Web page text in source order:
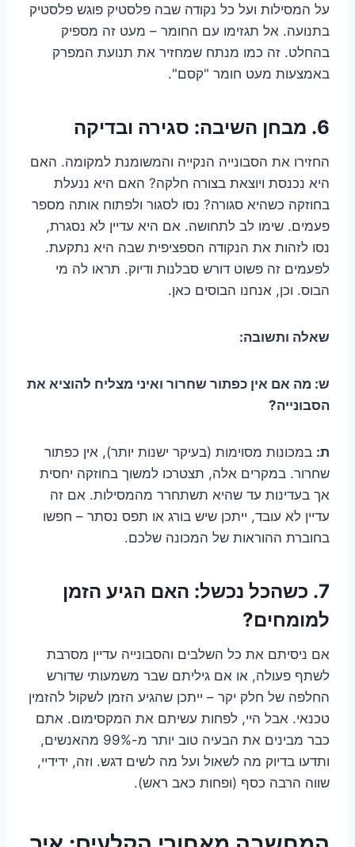
על המסילות ועל כל נקודה שבה פלסטיק פוגש פלסטיק
בתנועה. אל תגזימו עם החומר – מעט זה מספיק
בהחלט. זה כמו מנתח שמחזיר את תנועת המפרק
באמצעות מעט חומר "קסם".
6. מבחן השיבה: סגירה ובדיקה
החזירו את הסבונייה הנקייה והמשומנת למקומה. האם
היא נכנסת ויוצאת בצורה חלקה? האם היא ננעלת
בחוזקה כשהיא סגורה? נסו לסגור ולפתוח אותה מספר
פעמים. שימו לב לתחושה. אם היא עדיין לא נסגרת,
נסו לזהות את הנקודה הספציפית שבה היא נתקעת.
לפעמים זה פשוט דורש סבלנות ודיוק. תראו לה מי
הבוס. וכן, אנחנו הבוסים כאן.
שאלה ותשובה:
ש: מה אם אין כפתור שחרור ואיני מצליח להוציא את
הסבונייה?
ת: במכונות מסוימות (בעיקר ישנות יותר), אין כפתור
שחרור. במקרים אלה, תצטרכו למשוך בחוזקה יחסית
אך בעדינות עד שהיא תשתחרר מהמסילות. אם זה
עדיין לא עובד, ייתכן שיש בורג או תפס נסתר – חפשו
בחוברת ההוראות של המכונה שלכם.
7. כשהכל נכשל: האם הגיע הזמן
למומחים?
אם ניסיתם את כל השלבים והסבונייה עדיין מסרבת
לשתף פעולה, או אם גיליתם שבר משמעותי שדורש
החלפה של חלק יקר – ייתכן שהגיע הזמן לשקול להזמין
טכנאי. אבל היי, לפחות עשיתם את המקסימום. אתם
כבר מבינים את הבעיה טוב יותר מ-99% מהאנשים,
ותדעו בדיוק מה לשאול ועל מה לשים דגש. וזה, ידידיי,
שווה הרבה כסף (ופחות כאב ראש).